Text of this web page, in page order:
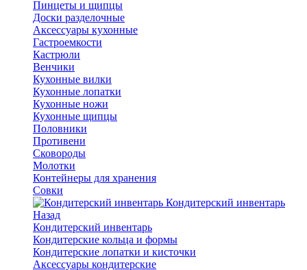
Пинцеты и щипцы
Доски разделочные
Аксессуары кухонные
Гастроемкости
Кастрюли
Венчики
Кухонные вилки
Кухонные лопатки
Кухонные ножи
Кухонные щипцы
Половники
Противени
Сковороды
Молотки
Контейнеры для хранения
Совки
Кондитерский инвентарь
Назад
Кондитерский инвентарь
Кондитерские кольца и формы
Кондитерские лопатки и кисточки
Аксессуары кондитерские